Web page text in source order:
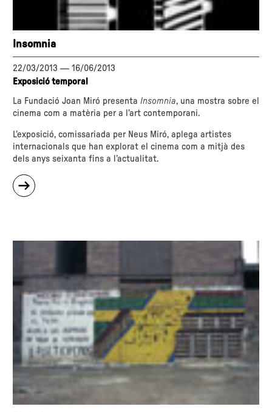
Insomnia
22/03/2013 —16/06/2013
Exposició temporal
La Fundació Joan Miró presentaInsomnia, una mostra sobre el
cinema com a matèria per a l’art contemporani.
L’exposició, comissariada per Neus Miró, aplega artistes
internacionals que han explorat el cinema com a mitjà des
dels anys seixanta fins a l’actualitat.